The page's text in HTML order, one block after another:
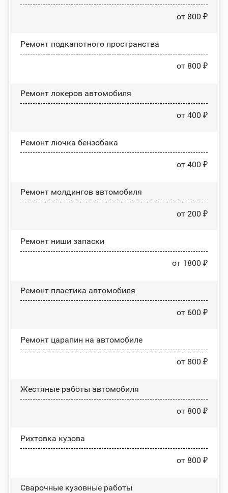
от 800 ₽
Ремонт подкапотного пространства
от 800 ₽
Ремонт лoĸepoв автомобиля
от 400 ₽
Ремонт лючка бензобака
от 400 ₽
Ремонт молдингов автомобиля
от 200 ₽
Ремонт ниши запаски
от 1800 ₽
Ремонт пластика автомобиля
от 600 ₽
Ремонт царапин на автомобиле
от 800 ₽
Жестяные работы автомобиля
от 800 ₽
Рихтовка кузова
от 800 ₽
Сварочные кузовные работы